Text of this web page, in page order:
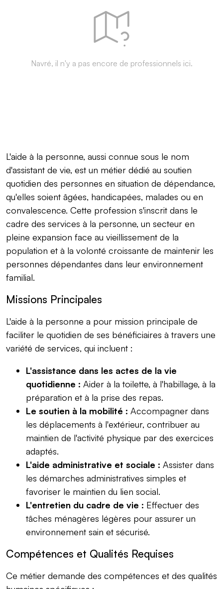
Navré, il n'y a pas encore de professionnels ici.
L'aide à la personne, aussi connue sous le nom
d'assistant de vie, est un métier dédié au soutien
quotidien des personnes en situation de dépendance,
qu'elles soient âgées, handicapées, malades ou en
convalescence. Cette profession s'inscrit dans le
cadre des services à la personne, un secteur en
pleine expansion face au vieillissement de la
population et à la volonté croissante de maintenir les
personnes dépendantes dans leur environnement
familial.
Missions Principales
L'aide à la personne a pour mission principale de
faciliter le quotidien de ses bénéficiaires à travers une
variété de services, qui incluent :
L'assistance dans les actes de la vie
quotidienne : Aider à la toilette, à l'habillage, à la
préparation et à la prise des repas.
Le soutien à la mobilité : Accompagner dans
les déplacements à l'extérieur, contribuer au
maintien de l'activité physique par des exercices
adaptés.
L'aide administrative et sociale : Assister dans
les démarches administratives simples et
favoriser le maintien du lien social.
L'entretien du cadre de vie : Effectuer des
tâches ménagères légères pour assurer un
environnement sain et sécurisé.
Compétences et Qualités Requises
Ce métier demande des compétences et des qualités